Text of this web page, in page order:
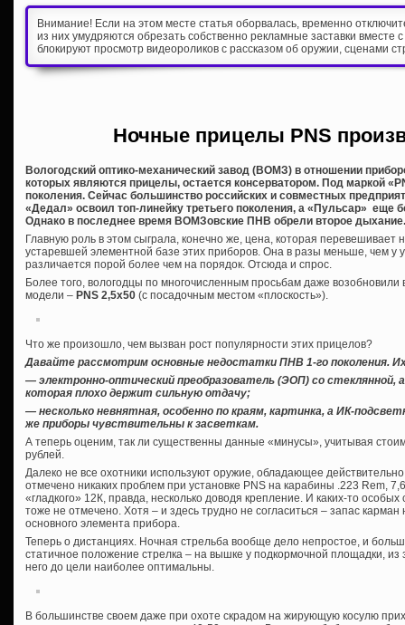
Внимание! Если на этом месте статья оборвалась, временно
из них умудряются обрезать собственно рекламные заставки вместе
блокируют просмотр видеороликов с рассказом об оружии, сценами
Ночные прицелы PNS
Вологодский оптико-механический завод (ВОМЗ) в отношении
которых являются прицелы, остается консерватором. Под маркой
поколения. Сейчас большинство российских и совместных
«Дедал» освоил топ-линейку третьего поколения, а «Пульсар»
Однако в последнее время ВОМЗовские ПНВ обрели второе дыхание.
Главную роль в этом сыграла, конечно же, цена, которая перевешивает
устаревшей элементной базе этих приборов. Она в разы меньше, чем у
различается порой более чем на порядок. Отсюда и спрос.
Более того, вологодцы по многочисленным просьбам даже возобновили
модели – PNS 2,5х50 (с посадочным местом «плоскость»).
Что же произошло, чем вызван рост популярности этих прицелов?
Давайте рассмотрим основные недостатки ПНВ 1-го поколения.
— электронно-оптический преобразователь (ЭОП) со стеклянной,
которая плохо держит сильную отдачу;
— несколько невнятная, особенно по краям, картинка, а ИК-
же приборы чувствительны к засветкам.
А теперь оценим, так ли существенны данные «минусы», учитывая
рублей.
Далеко не все охотники используют оружие, обладающее
отмечено никаких проблем при установке PNS на карабины .223 Rem,
«гладкого» 12К, правда, несколько доводя крепление. И каких-то
тоже не отмечено. Хотя – и здесь трудно не согласиться – запас
основного элемента прибора.
Теперь о дистанциях. Ночная стрельба вообще дело непростое, и
статичное положение стрелка – на вышке у подкормочной площадки, из
него до цели наиболее оптимальны.
В большинстве своем даже при охоте скрадом на жирующую косулю